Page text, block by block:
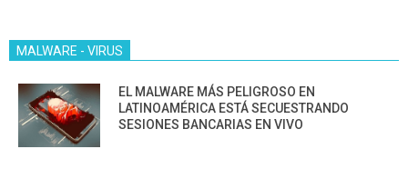
MALWARE - VIRUS
EL MALWARE MÁS PELIGROSO EN
LATINOAMÉRICA ESTÁ SECUESTRANDO
SESIONES BANCARIAS EN VIVO